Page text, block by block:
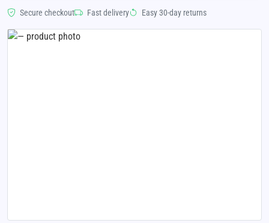
Secure checkout Fast delivery Easy 30-day returns